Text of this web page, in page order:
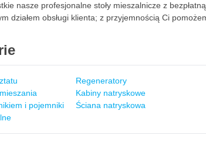
nasze profesjonalne stoły mieszalnicze z
działem obsługi klienta; z przyjemnością Ci
i pojemniki
Regeneratory
Kabiny natryskowe
Ściana natryskowa